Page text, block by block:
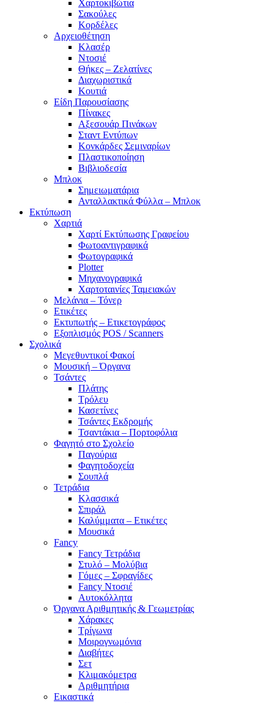
Χαρτοκιβώτια
Σακούλες
Κορδέλες
Αρχειοθέτηση
Κλασέρ
Ντοσιέ
Θήκες – Ζελατίνες
Διαχωριστικά
Κουτιά
Είδη Παρουσίασης
Πίνακες
Αξεσουάρ Πινάκων
Σταντ Εντύπων
Κονκάρδες Σεμιναρίων
Πλαστικοποίηση
Βιβλιοδεσία
Μπλοκ
Σημειωματάρια
Ανταλλακτικά Φύλλα – Μπλοκ
Εκτύπωση
Χαρτιά
Χαρτί Εκτύπωσης Γραφείου
Φωτοαντιγραφικά
Φωτογραφικά
Plotter
Μηχανογραφικά
Χαρτοταινίες Ταμειακών
Μελάνια – Τόνερ
Ετικέτες
Εκτυπωτής – Ετικετογράφος
Εξοπλισμός POS / Scanners
Σχολικά
Μεγεθυντικοί Φακοί
Μουσική – Όργανα
Τσάντες
Πλάτης
Τρόλευ
Κασετίνες
Τσάντες Εκδρομής
Τσαντάκια – Πορτοφόλια
Φαγητό στο Σχολείο
Παγούρια
Φαγητοδοχεία
Σουπλά
Τετράδια
Κλασσικά
Σπιράλ
Καλύμματα – Ετικέτες
Μουσικά
Fancy
Fancy Τετράδια
Στυλό – Μολύβια
Γόμες – Σφραγίδες
Fancy Ντοσιέ
Αυτοκόλλητα
Όργανα Αριθμητικής & Γεωμετρίας
Χάρακες
Τρίγωνα
Mοιρογνωμόνια
Διαβήτες
Σετ
Κλιμακόμετρα
Αριθμητήρια
Εικαστικά